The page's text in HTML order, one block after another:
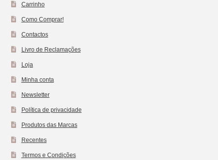
Carrinho
Como Comprar!
Contactos
Livro de Reclamações
Loja
Minha conta
Newsletter
Política de privacidade
Produtos das Marcas
Recentes
Termos e Condições